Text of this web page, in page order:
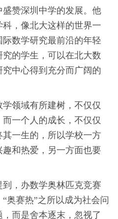
赞深圳中学的发展。他
，像北大这样的世界一
数学研究最前沿的年轻
的学生，可以在北大数
中心得到充分而广阔的
领域有所建树，不仅仅
一个人的成长，不仅仅
一生的，所以学校一方
和热爱，另一方面也要
，办数学奥林匹克竞赛
奥赛热”之所以成为社会问
而是舍本逐末，忽视了